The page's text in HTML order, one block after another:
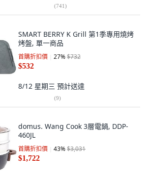
(741)
SMART BERRY K Grill 第1季專用燒烤
烤盤, 單一商品
首購折扣價 27%$732
$532
8/12 星期三 預計送達
(9)
domus. Wang Cook 3層電鍋, DDP-
460JL
首購折扣價 43%$3,031
$1,722